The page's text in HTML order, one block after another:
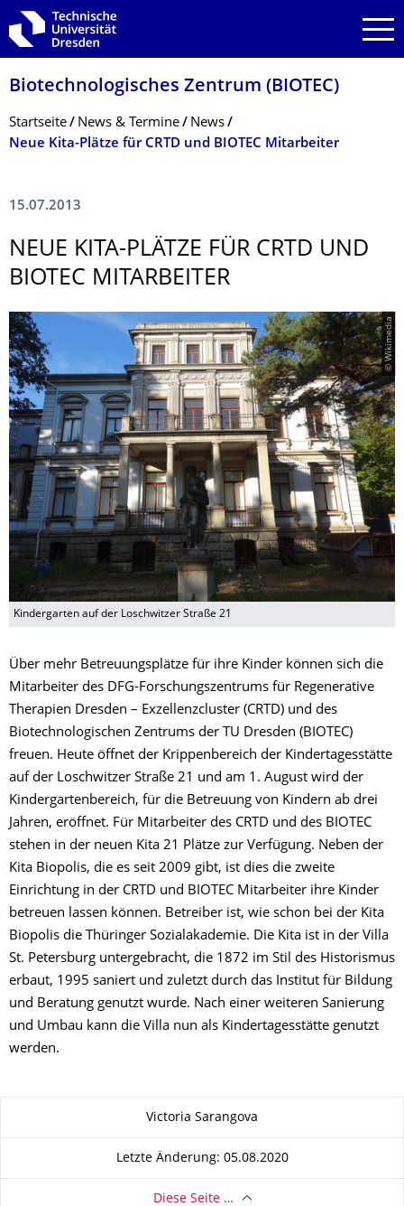
Zur Hauptnavigation springen
Zur Suche springen
Zum Inhalt springen
Biotechnologisches Zentrum (BIOTEC)
Breadcrumb-Menü
Startseite News & Termine
News
Neue Kita-Plätze für CRTD und BIOTEC Mitarbeiter
15.07.2013
NEUE KITA-PLÄTZE FÜR CRTD UND
BIOTEC MITARBEITER
© Wikimedia
Kindergarten auf der Loschwitzer Straße 21
Über mehr Betreuungsplätze für ihre Kinder können sich die
Mitarbeiter des DFG-Forschungszentrums für Regenerative
Therapien Dresden – Exzellenzcluster (CRTD) und des
Biotechnologischen Zentrums der TU Dresden (BIOTEC)
freuen. Heute öffnet der Krippenbereich der Kindertagesstätte
auf der Loschwitzer Straße 21 und am 1. August wird der
Kindergartenbereich, für die Betreuung von Kindern ab drei
Jahren, eröffnet. Für Mitarbeiter des CRTD und des BIOTEC
stehen in der neuen Kita 21 Plätze zur Verfügung. Neben der
Kita Biopolis, die es seit 2009 gibt, ist dies die zweite
Einrichtung in der CRTD und BIOTEC Mitarbeiter ihre Kinder
betreuen lassen können. Betreiber ist, wie schon bei der Kita
Biopolis die Thüringer Sozialakademie. Die Kita ist in der Villa
St. Petersburg untergebracht, die 1872 im Stil des Historismus
erbaut, 1995 saniert und zuletzt durch das Institut für Bildung
und Beratung genutzt wurde. Nach einer weiteren Sanierung
und Umbau kann die Villa nun als Kindertagesstätte genutzt
werden.
Victoria Sarangova
Letzte Änderung: 05.08.2020
Diese Seite …